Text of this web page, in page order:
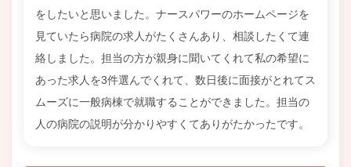
をしたいと思いました。ナースパワーのホームページを
見ていたら病院の求人がたくさんあり、相談したくて連
絡しました。担当の方が親身に聞いてくれて私の希望に
あった求人を3件選んでくれて、数日後に面接がとれてス
ムーズに一般病棟で就職することができました。担当の
人の病院の説明が分かりやすくてありがたかったです。